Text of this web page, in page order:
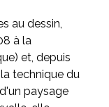
au dessin,
à la
et, depuis
technique du
paysage